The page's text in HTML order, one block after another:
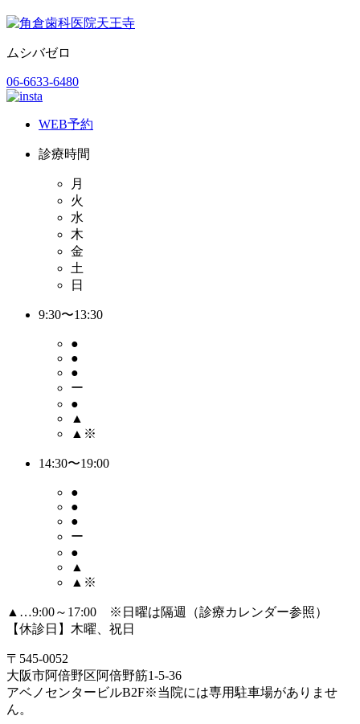
ムシバゼロ
06-6633-6480
WEB予約
診療時間
月
火
水
木
金
土
日
9:30〜13:30
●
●
●
ー
●
▲
▲※
14:30〜19:00
●
●
●
ー
●
▲
▲※
▲…9:00～17:00 ※日曜は隔週（診療カレンダー参照）
【休診日】木曜、祝日
〒545-0052
大阪市阿倍野区阿倍野筋1-5-36
アベノセンタービルB2F※当院には専用駐車場がありませ
ん。